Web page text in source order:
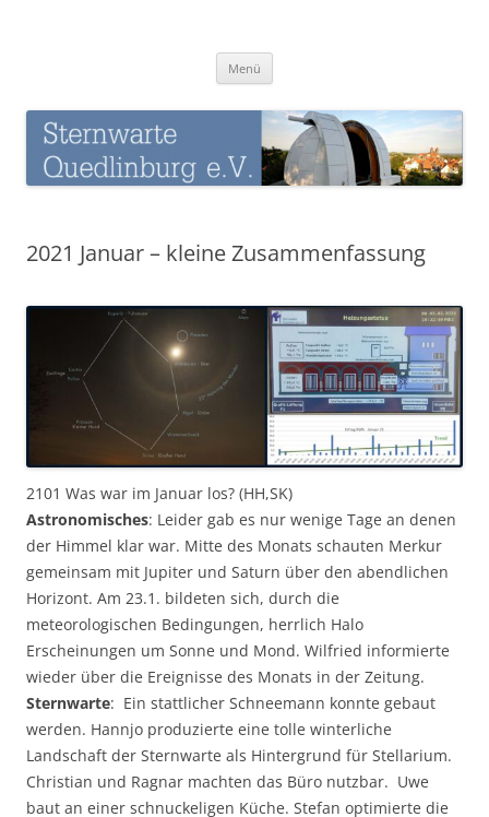
Menü
2021 Januar – kleine Zusammenfassung
2101 Was war im Januar los? (HH,SK)
Astronomisches: Leider gab es nur wenige Tage an denen
der Himmel klar war. Mitte des Monats schauten Merkur
gemeinsam mit Jupiter und Saturn über den abendlichen
Horizont. Am 23.1. bildeten sich, durch die
meteorologischen Bedingungen, herrlich Halo
Erscheinungen um Sonne und Mond. Wilfried informierte
wieder über die Ereignisse des Monats in der Zeitung.
Sternwarte: Ein stattlicher Schneemann konnte gebaut
werden. Hannjo produzierte eine tolle winterliche
Landschaft der Sternwarte als Hintergrund für Stellarium.
Christian und Ragnar machten das Büro nutzbar. Uwe
baut an einer schnuckeligen Küche. Stefan optimierte die